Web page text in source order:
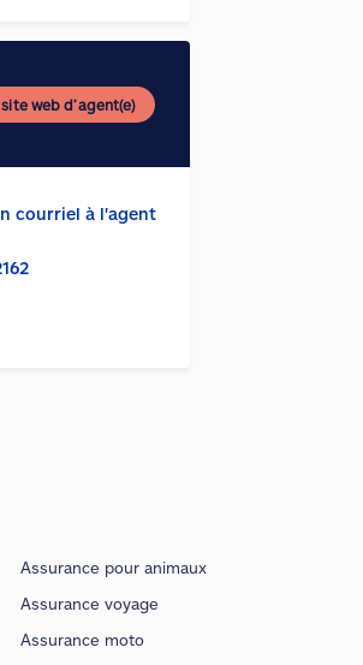
site web d’agent(e)
courriel à l'agent
Assurance pour animaux
Assurance voyage
Assurance moto